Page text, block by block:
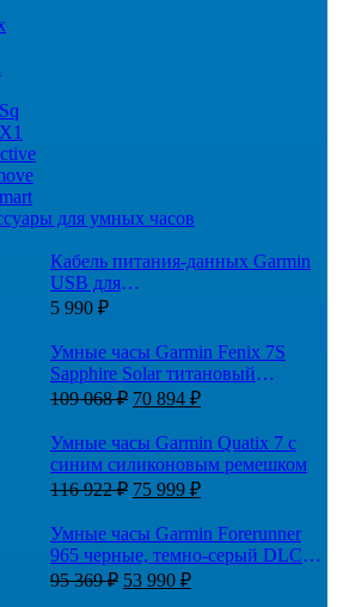
для умных часов
Кабель питания-данных Garmin
USB для
Fenix/Quatix/Tactix/Forerunner/Venu
5 990 ₽
Умные часы Garmin Fenix 7S
Sapphire Solar титановый
кремово-золотой с светло-
ремешком
109 068₽ Первоначальная
составляла
109
068 ₽.
70 894 ₽Текущая
70
894 ₽.
Умные часы Garmin Quatix 7 с
синим силиконовым ремешком
116 922₽ Первоначальная
составляла
116
922 ₽.
75 999 ₽Текущая
75
999 ₽.
Умные часы Garmin Forerunner
965 черные, темно-серый DLC
титановый безель, с желто-
95 369₽ Первоначальная
53 990 ₽Текущая